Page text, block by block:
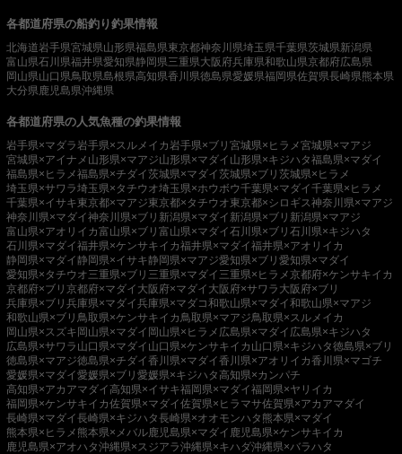
各都道府県の船釣り釣果情報
北海道岩手県宮城県山形県福島県東京都神奈川県埼玉県千葉県茨城県新潟県
富山県石川県福井県愛知県静岡県三重県大阪府兵庫県和歌山県京都府広島県
岡山県山口県鳥取県島根県高知県香川県徳島県愛媛県福岡県佐賀県長崎県熊本県
大分県 鹿児島県沖縄県
各都道府県の人気魚種の釣果情報
岩手県×マダラ 岩手県×スルメイカ 岩手県×ブリ 宮城県×ヒラメ宮城県×マアジ
宮城県×アイナメ 山形県×マアジ山形県×マダイ 山形県×キジハタ福島県×マダイ
福島県×ヒラメ福島県×チダイ茨城県×マダイ茨城県×ブリ 茨城県×ヒラメ
埼玉県×サワラ埼玉県×タチウオ埼玉県×ホウボウ千葉県×マダイ千葉県×ヒラメ
千葉県×イサキ東京都×マアジ東京都×タチウオ東京都×シロギス神奈川県×マアジ
神奈川県×マダイ神奈川県×ブリ 新潟県×マダイ 新潟県×ブリ 新潟県×マアジ
富山県×アオリイカ富山県×ブリ 富山県×マダイ石川県×ブリ 石川県×キジハタ
石川県×マダイ福井県×ケンサキイカ福井県×マダイ福井県×アオリイカ
静岡県×マダイ静岡県×イサキ静岡県×マアジ愛知県×ブリ 愛知県×マダイ
愛知県×タチウオ三重県×ブリ 三重県×マダイ 三重県×ヒラメ京都府×ケンサキイカ
京都府×ブリ 京都府×マダイ 大阪府×マダイ 大阪府×サワラ 大阪府×ブリ
兵庫県×ブリ 兵庫県×マダイ兵庫県×マダコ和歌山県×マダイ和歌山県×マアジ
和歌山県×ブリ 鳥取県×ケンサキイカ 鳥取県×マアジ鳥取県×スルメイカ
岡山県×スズキ岡山県×マダイ 岡山県×ヒラメ 広島県×マダイ 広島県×キジハタ
広島県×サワラ 山口県×マダイ 山口県×ケンサキイカ 山口県×キジハタ徳島県×ブリ
徳島県×マアジ徳島県×チダイ香川県×マダイ香川県×アオリイカ香川県×マゴチ
愛媛県×マダイ愛媛県×ブリ 愛媛県×キジハタ高知県×カンパチ
高知県×アカアマダイ高知県×イサキ福岡県×マダイ福岡県×ヤリイカ
福岡県×ケンサキイカ佐賀県×マダイ佐賀県×ヒラマサ佐賀県×アカアマダイ
長崎県×マダイ長崎県×キジハタ長崎県×オオモンハタ 熊本県×マダイ
熊本県×ヒラメ 熊本県×メバル鹿児島県×マダイ 鹿児島県×ケンサキイカ
鹿児島県×アオハタ沖縄県×スジアラ沖縄県×キハダ沖縄県×バラハタ